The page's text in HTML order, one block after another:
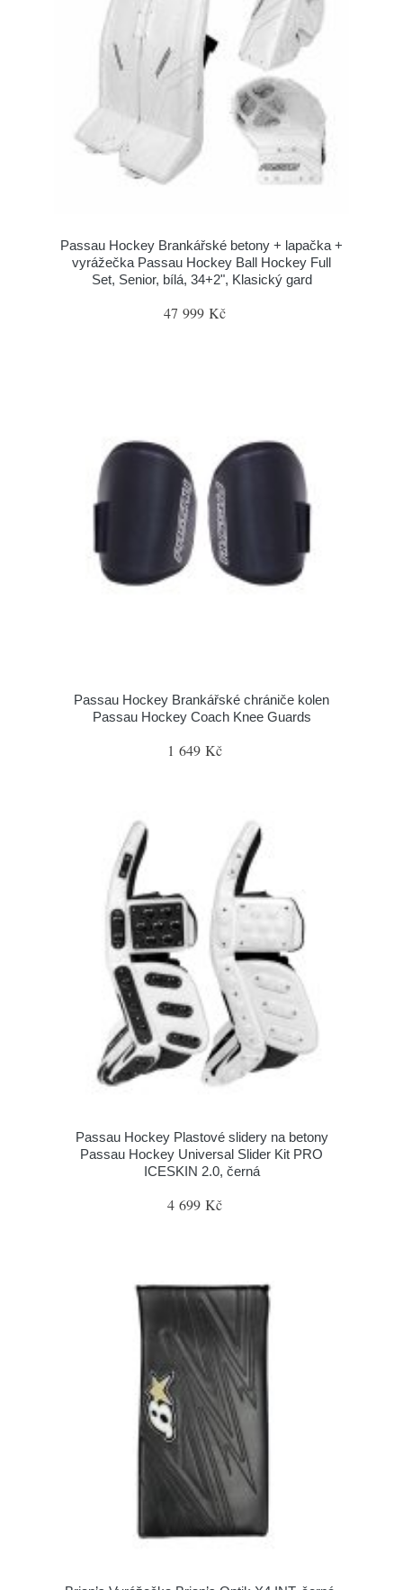
Passau Hockey Brankářské betony + lapačka +
vyrážečka Passau Hockey Ball Hockey Full
Set, Senior, bílá, 34+2", Klasický gard
47 999 Kč
Passau Hockey Brankářské chrániče kolen
Passau Hockey Coach Knee Guards
1 649 Kč
Passau Hockey Plastové slidery na betony
Passau Hockey Universal Slider Kit PRO
ICESKIN 2.0, černá
4 699 Kč